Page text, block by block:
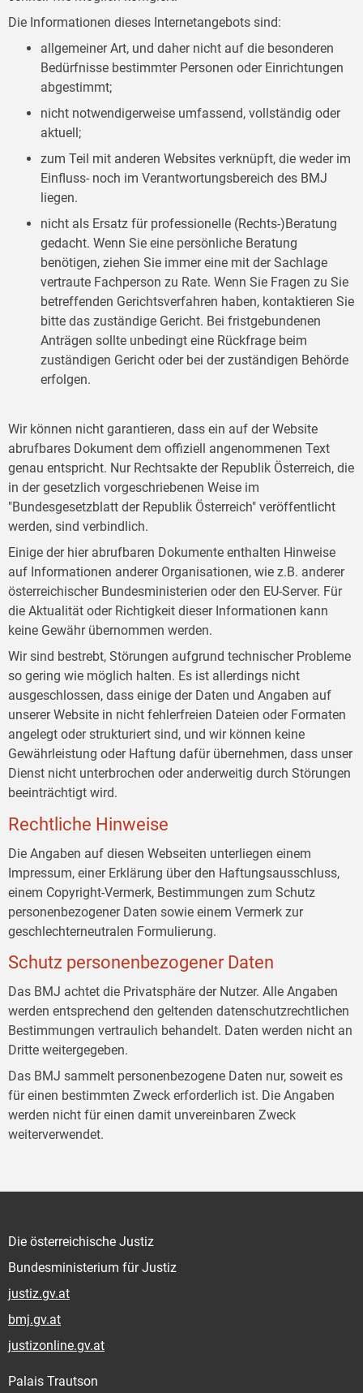
Die Informationen dieses Internetangebots sind:
allgemeiner Art, und daher nicht auf die besonderen
Bedürfnisse bestimmter Personen oder Einrichtungen
abgestimmt;
nicht notwendigerweise umfassend, vollständig oder
aktuell;
zum Teil mit anderen Websites verknüpft, die weder im
Einfluss- noch im Verantwortungsbereich des BMJ
liegen.
nicht als Ersatz für professionelle (Rechts-)Beratung
gedacht. Wenn Sie eine persönliche Beratung
benötigen, ziehen Sie immer eine mit der Sachlage
vertraute Fachperson zu Rate. Wenn Sie Fragen zu Sie
betreffenden Gerichtsverfahren haben, kontaktieren Sie
bitte das zuständige Gericht. Bei fristgebundenen
Anträgen sollte unbedingt eine Rückfrage beim
zuständigen Gericht oder bei der zuständigen Behörde
erfolgen.
Wir können nicht garantieren, dass ein auf der Website
abrufbares Dokument dem offiziell angenommenen Text
genau entspricht. Nur Rechtsakte der Republik Österreich, die
in der gesetzlich vorgeschriebenen Weise im
"Bundesgesetzblatt der Republik Österreich" veröffentlicht
werden, sind verbindlich.
Einige der hier abrufbaren Dokumente enthalten Hinweise
auf Informationen anderer Organisationen, wie z.B. anderer
österreichischer Bundesministerien oder den EU-Server. Für
die Aktualität oder Richtigkeit dieser Informationen kann
keine Gewähr übernommen werden.
Wir sind bestrebt, Störungen aufgrund technischer Probleme
so gering wie möglich halten. Es ist allerdings nicht
ausgeschlossen, dass einige der Daten und Angaben auf
unserer Website in nicht fehlerfreien Dateien oder Formaten
angelegt oder strukturiert sind, und wir können keine
Gewährleistung oder Haftung dafür übernehmen, dass unser
Dienst nicht unterbrochen oder anderweitig durch Störungen
beeinträchtigt wird.
Rechtliche Hinweise
Die Angaben auf diesen Webseiten unterliegen einem
Impressum, einer Erklärung über den Haftungsausschluss,
einem Copyright-Vermerk, Bestimmungen zum Schutz
personenbezogener Daten sowie einem Vermerk zur
geschlechterneutralen Formulierung.
Schutz personenbezogener Daten
Das BMJ achtet die Privatsphäre der Nutzer. Alle Angaben
werden entsprechend den geltenden datenschutzrechtlichen
Bestimmungen vertraulich behandelt. Daten werden nicht an
Dritte weitergegeben.
Das BMJ sammelt personenbezogene Daten nur, soweit es
für einen bestimmten Zweck erforderlich ist. Die Angaben
werden nicht für einen damit unvereinbaren Zweck
weiterverwendet.
Die österreichische Justiz
Bundesministerium für Justiz
justiz.gv.at
bmj.gv.at
justizonline.gv.at
Palais Trautson